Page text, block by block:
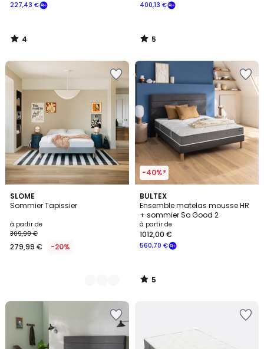
227,43 €
4
/
400,13 €
5
/
SLOME
Sommier Tapissier
à partir de
309,99 €
279,99 € -20%
2
Couleurs
-40%*
BULTEX
Ensemble matelas mousse HR
+ sommier So Good 2
à partir de
560,70 €
1012,00 €
5
/
5
5
/